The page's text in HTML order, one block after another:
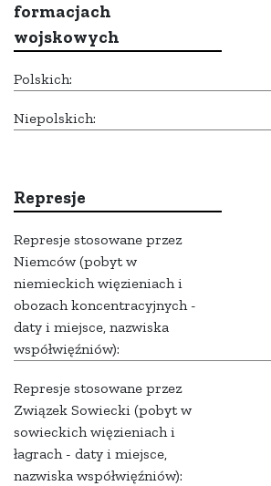
formacjach
wojskowych
Polskich:
Niepolskich:
Represje
Represje stosowane przez
Niemców (pobyt w
niemieckich więzieniach i
obozach koncentracyjnych -
daty i miejsce, nazwiska
współwięźniów):
Represje stosowane przez
Związek Sowiecki (pobyt w
sowieckich więzieniach i
łagrach - daty i miejsce,
nazwiska współwięźniów):